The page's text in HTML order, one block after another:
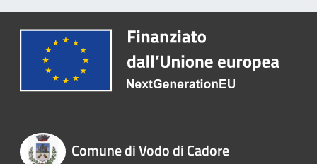
Comune di Vodo di Cadore